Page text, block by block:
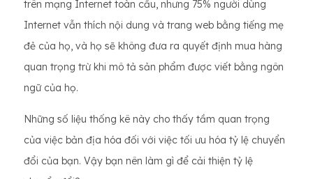
trên mạng Internet toàn cầu, nhưng 75% người dùng
Internet vẫn thích nội dung và trang web bằng tiếng mẹ
đẻ của họ, và họ sẽ không đưa ra quyết định mua hàng
quan trọng trừ khi mô tả sản phẩm được viết bằng ngôn
ngữ của họ.
Những số liệu thống kê này cho thấy tầm quan trọng
của việc bản địa hóa đối với việc tối ưu hóa tỷ lệ chuyển
đổi của bạn. Vậy bạn nên làm gì để cải thiện tỷ lệ